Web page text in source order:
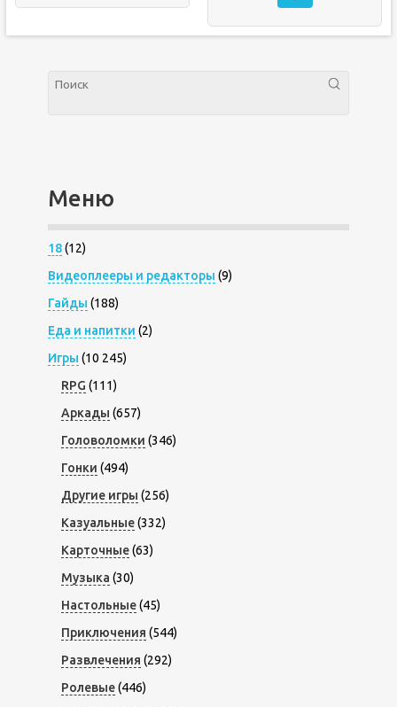
Меню
18(12)
Видеоплееры и редакторы (9)
Гайды (188)
Еда и напитки (2)
Игры (10 245)
RPG (111)
Аркады (657)
Головоломки (346)
Гонки (494)
Другие игры (256)
Казуальные(332)
Карточные(63)
Музыка (30)
Настольные(45)
Приключения (544)
Развлечения (292)
Ролевые(446)